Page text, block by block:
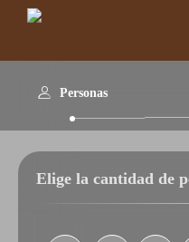
Personas
Elige la cantidad de